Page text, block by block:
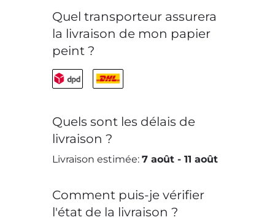
Quel transporteur assurera
la livraison de mon papier
peint ?
Quels sont les délais de
livraison ?
Livraison estimée:7 août -11 août
Comment puis-je vérifier
l'état de la livraison ?